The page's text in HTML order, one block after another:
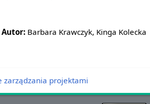
Autor: Barbara Krawczyk, Kinga Kolecka
zarządzania projektami